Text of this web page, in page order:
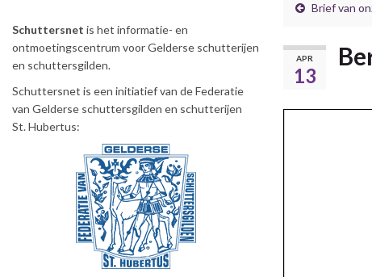
Brief van
APR
13
Schuttersnet is het informatie- en
ontmoetingscentrum voor Gelderse schutterijen
en schuttersgilden.
Schuttersnet is een initiatief van de Federatie
van Gelderse schuttersgilden en schutterijen
St. Hubertus: